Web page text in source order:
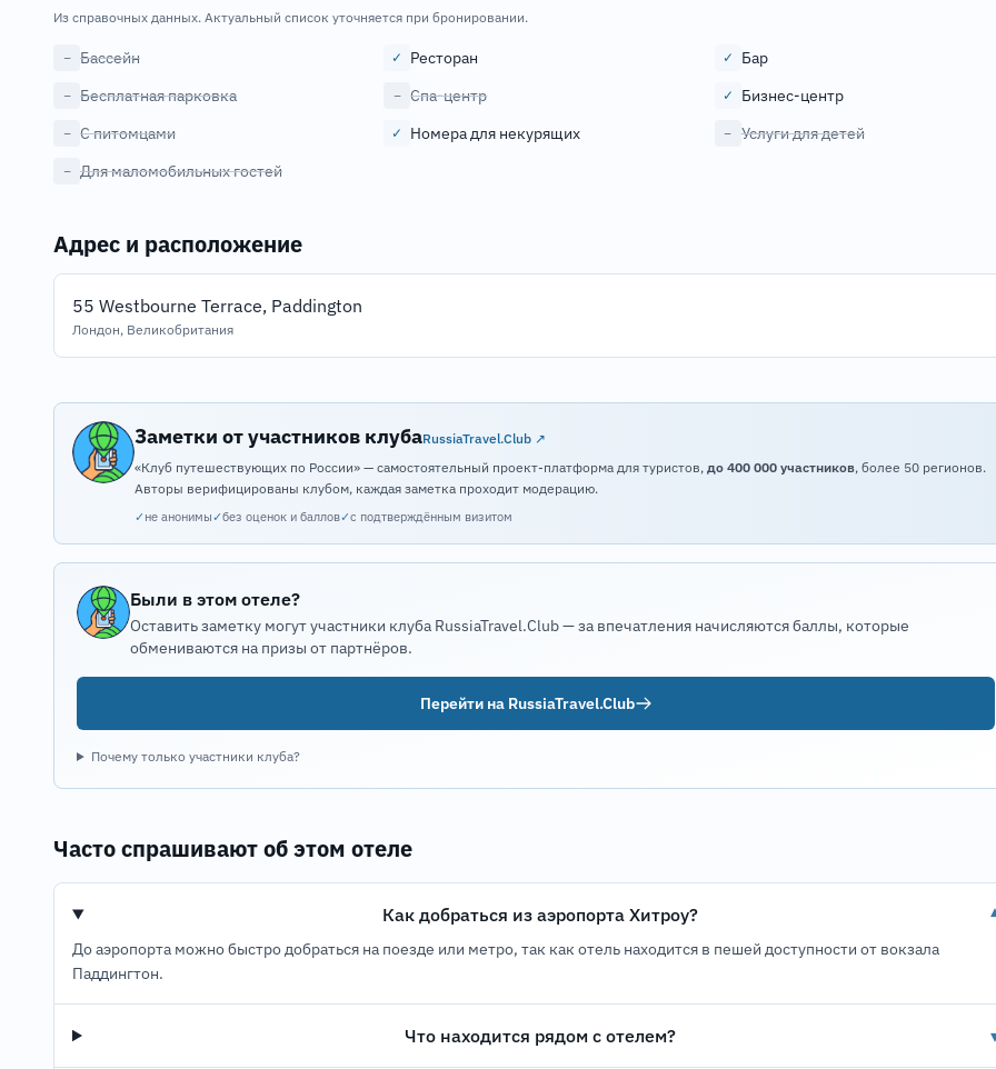
Из справочных данных. Актуальный список уточняется при бронировании.
− Бассейн ✓ Ресторан ✓ Бар
− Бесплатная парковка − Спа-центр ✓ Бизнес-центр
− С питомцами ✓ Номера для некурящих − Услуги для детей
− Для маломобильных гостей
Адрес и расположение
55 Westbourne Terrace, Paddington
Лондон, Великобритания
Заметки от участников клубаRussiaTravel.Club ↗
«Клуб путешествующих по России» — самостоятельный проект-платформа для туристов, до 400 000 участников, более 50 регионов.
Авторы верифицированы клубом, каждая заметка проходит модерацию.
✓не анонимы✓без оценок и баллов✓с подтверждённым визитом
Были в этом отеле?
Оставить заметку могут участники клуба RussiaTravel.Club — за впечатления начисляются баллы, которые
обмениваются на призы от партнёров.
Перейти на RussiaTravel.Club
Почему только участники клуба?
Часто спрашивают об этом отеле
Как добраться из аэропорта Хитроу?
До аэропорта можно быстро добраться на поезде или метро, так как отель находится в пешей доступности от вокзала
Паддингтон.
Что находится рядом с отелем?